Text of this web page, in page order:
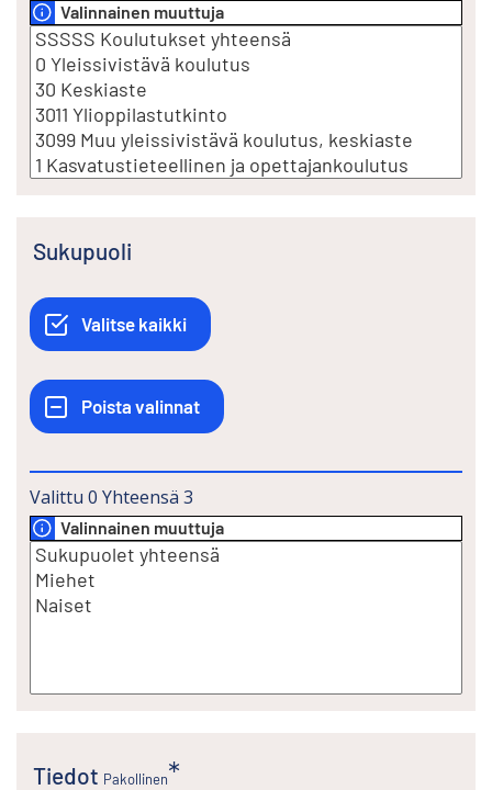
Valinnainen muuttuja
Sukupuoli
Valittu 0 Yhteensä 3
Valinnainen muuttuja
Tiedot Pakollinen